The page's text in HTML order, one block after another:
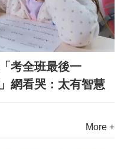
考全班最後一
網看哭：太有智慧
More +